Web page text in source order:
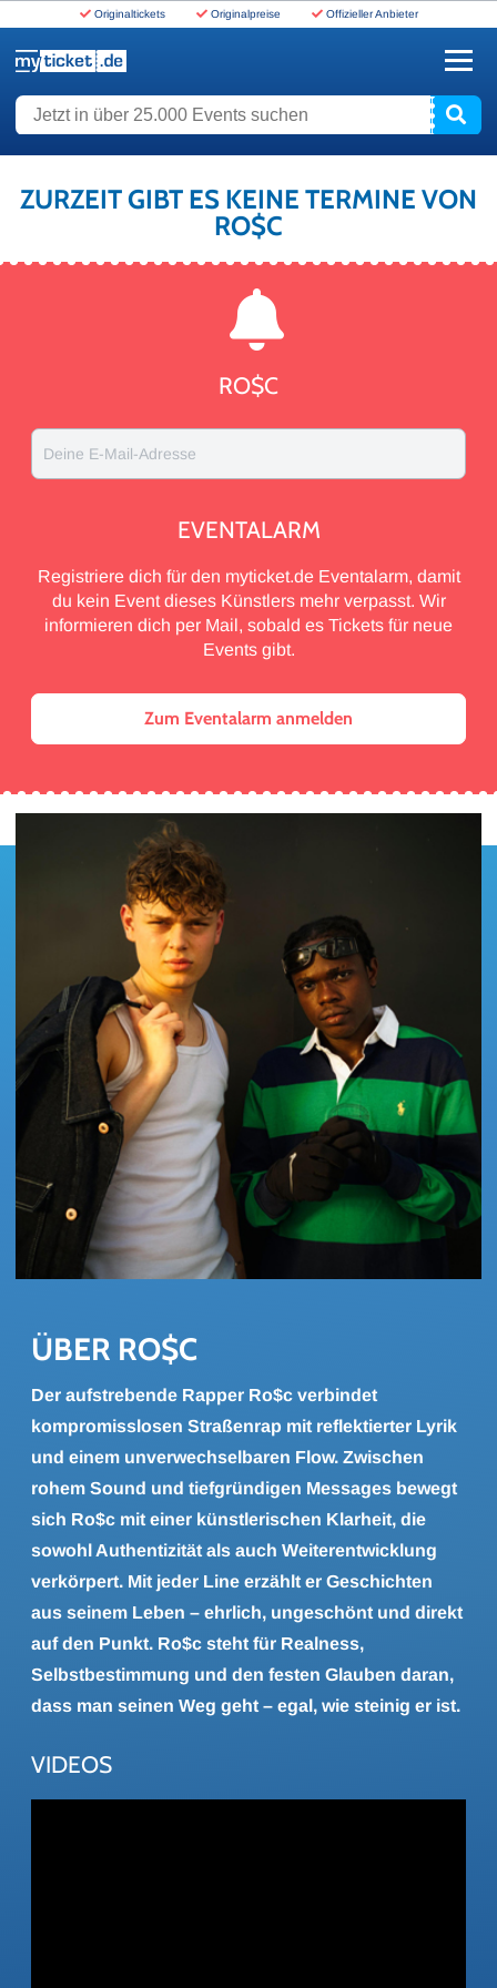
Originaltickets Originalpreise Offizieller Anbieter
Jetzt in über 25.000 Events suchen
ZURZEIT GIBT ES KEINE TERMINE VON
RO$C
RO$C
Deine E-Mail-Adresse
EVENTALARM
Registriere dich für den myticket.de Eventalarm, damit
du kein Event dieses Künstlers mehr verpasst. Wir
informieren dich per Mail, sobald es Tickets für neue
Events gibt.
Zum Eventalarm anmelden
ÜBER RO$C
Der aufstrebende Rapper Ro$c verbindet
kompromisslosen Straßenrap mit reflektierter Lyrik
und einem unverwechselbaren Flow. Zwischen
rohem Sound und tiefgründigen Messages bewegt
sich Ro$c mit einer künstlerischen Klarheit, die
sowohl Authentizität als auch Weiterentwicklung
verkörpert. Mit jeder Line erzählt er Geschichten
aus seinem Leben – ehrlich, ungeschönt und direkt
auf den Punkt. Ro$c steht für Realness,
Selbstbestimmung und den festen Glauben daran,
dass man seinen Weg geht – egal, wie steinig er ist.
VIDEOS